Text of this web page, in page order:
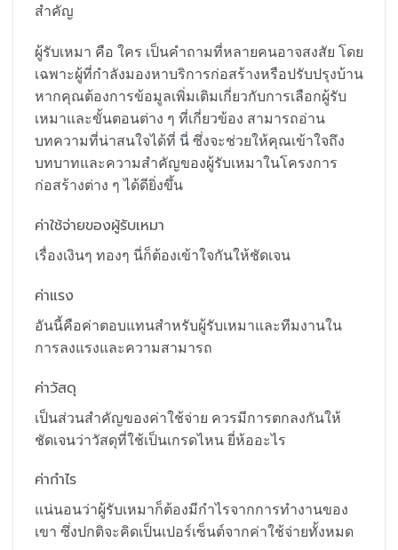
สำคัญ
ผู้รับเหมา คือ ใคร เป็นคำถามที่หลายคนอาจสงสัย โดย
เฉพาะผู้ที่กำลังมองหาบริการก่อสร้างหรือปรับปรุงบ้าน
หากคุณต้องการข้อมูลเพิ่มเติมเกี่ยวกับการเลือกผู้รับ
เหมาและขั้นตอนต่าง ๆ ที่เกี่ยวข้อง สามารถอ่าน
บทความที่น่าสนใจได้ที่ นี่ซึ่งจะช่วยให้คุณเข้าใจถึง
บทบาทและความสำคัญของผู้รับเหมาในโครงการ
ก่อสร้างต่าง ๆ ได้ดียิ่งขึ้น
ค่าใช้จ่ายของผู้รับเหมา
เรื่องเงินๆ ทองๆ นี่ก็ต้องเข้าใจกันให้ชัดเจน
ค่าแรง
อันนี้คือค่าตอบแทนสำหรับผู้รับเหมาและทีมงานใน
การลงแรงและความสามารถ
ค่าวัสดุ
เป็นส่วนสำคัญของค่าใช้จ่าย ควรมีการตกลงกันให้
ชัดเจนว่าวัสดุที่ใช้เป็นเกรดไหน ยี่ห้ออะไร
ค่ากำไร
แน่นอนว่าผู้รับเหมาก็ต้องมีกำไรจากการทำงานของ
เขา ซึ่งปกติจะคิดเป็นเปอร์เซ็นต์จากค่าใช้จ่ายทั้งหมด